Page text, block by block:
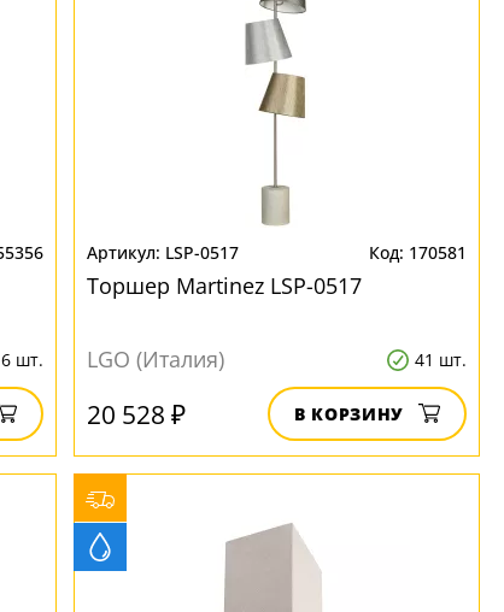
6 шт.
LSP-0517 170581
Торшер Martinez LSP-0517
LGO (Италия) 41 шт.
20 528 ₽ В КОРЗИНУ